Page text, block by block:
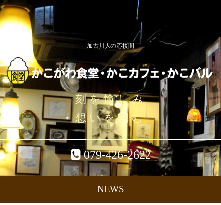
加古川人の応接間
刻を愉しみ
想いを刻む
079-426-2622
NEWS